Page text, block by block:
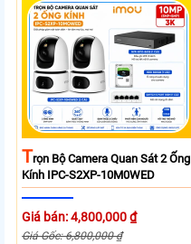
TRọn Bộ Camera Quan Sát 2 Ống
Kính IPC-S2XP-10M0WED
Giá bán: 4,800,000 ₫
Giá Gốc: 6,800,000 ₫